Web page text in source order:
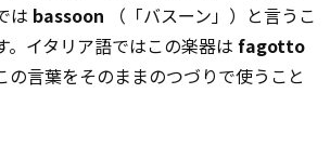
は bassoon （「バスーン」）と言うこ
。イタリア語ではこの楽器は fagotto
の言葉をそのままのつづりで使うこと